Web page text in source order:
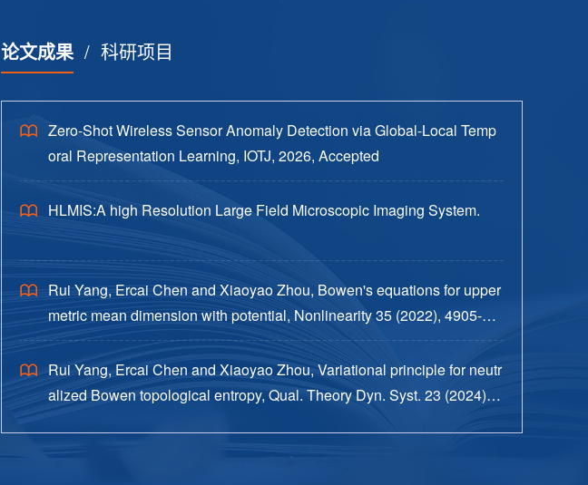
论文成果/ 科研项目
Zero-Shot Wireless Sensor Anomaly Detection via Global-Local Temp
oral Representation Learning, IOTJ, 2026, Accepted
HLMIS:A high Resolution Large Field Microscopic Imaging System.
Rui Yang, Ercai Chen and Xiaoyao Zhou, Bowen's equations for upper
metric mean dimension with potential, Nonlinearity 35 (2022), 4905-49
38.
Rui Yang, Ercai Chen and Xiaoyao Zhou, Variational principle for neutr
alized Bowen topological entropy, Qual. Theory Dyn. Syst. 23 (2024), n